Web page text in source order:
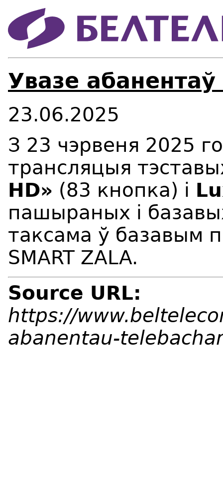
Увазе
23.06.2025
З 23 чэрвеня 2025
трансляцыя
HD» (83 кнопка) і
пашыраных і
таксама ў базавым
SMART ZALA.
Source URL:
https://
abanentau-